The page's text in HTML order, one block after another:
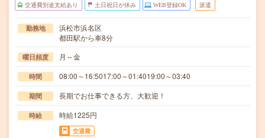
交通費別途支給あり 土日祝日が休み WEB登録OK 派遣
勤務地
浜松市浜名区
都田駅から車8分
曜日頻度 月～金
時間 08:00～16:5017:00～01:4019:00～03:40
期間 長期でお仕事できる方、大歓迎！
時給 時給1225円
交通費